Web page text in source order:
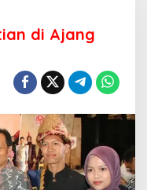
di Ajang